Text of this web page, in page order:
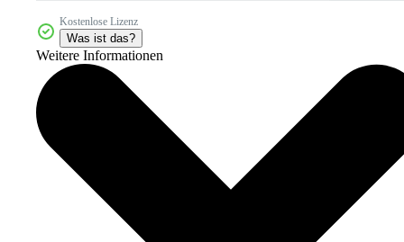
Kostenlose Lizenz
Was ist das?
Weitere Informationen